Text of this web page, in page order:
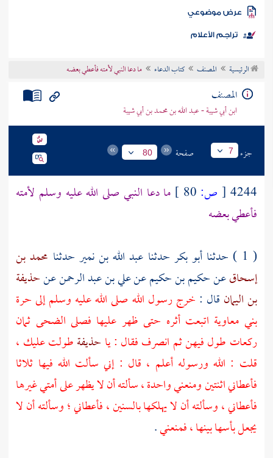
الكتب
موضوعي
تراجم الأعلام
الرئيسية المصنف كتاب الدعاء ما دعا النبي لأمته فأعطي بعضه
المصنف
ابن أبي شيبة - عبد الله بن محمد بن أبي شيبة
جزء 7 صفحة 80
4244
[ ص:
ما دعا النبي صلى الله عليه وسلم لأمته
فأعطي بعضه
( 1 ) حدثنا
أبو بكر حدثنا عبد الله بن نمير حدثنا محمد بن
إسحاقعنحكيم بن حكيمعنعلي بن عبد الرحمنعنحذيفة
بن اليمان قال : خرج رسول الله صلى الله عليه وسلم إلىحرة
بني معاوية اتبعت أثره حتى ظهر عليها فصلى الضحى ثمان
ركعات طول فيهن ثم انصرف فقال : يا حذيفةطولت عليك ،
قلت : الله ورسوله أعلم ، قال : إني سألت الله فيها ثلاثا
فأعطاني اثنتين ومنعني واحدة ، سألته أن لا يظهر على أمتي غيرها
فأعطاني ، وسألته أن لا يهلكها بالسنين ، فأعطاني ؛ وسألته أن لا
يجعل بأسها بينها ، فمنعني.